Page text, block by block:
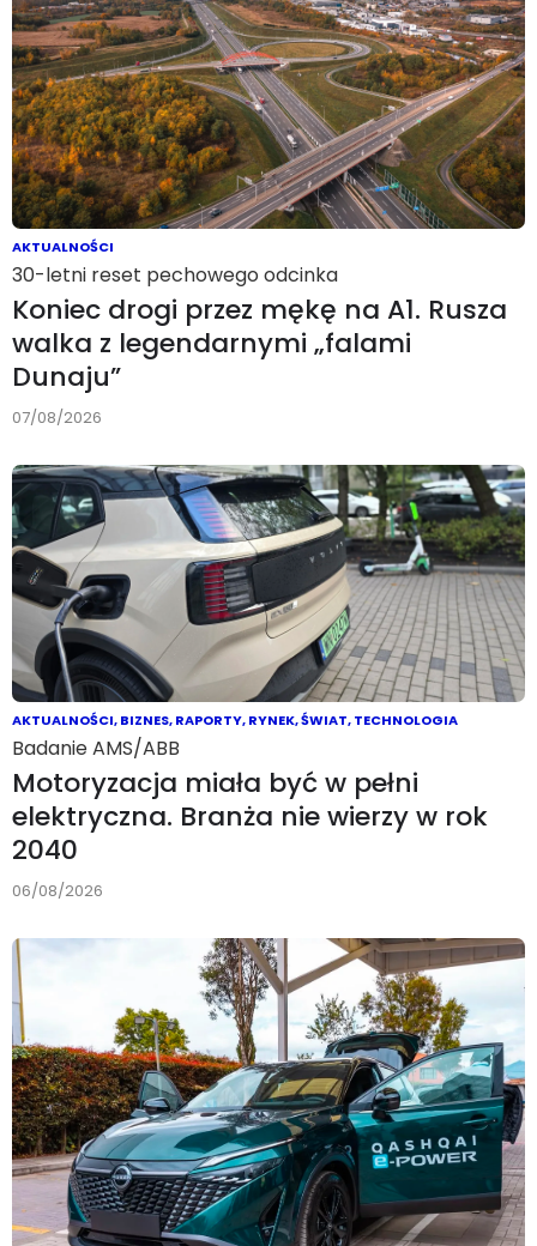
AKTUALNOŚCI
30-letni reset pechowego odcinka
Koniec drogi przez mękę na A1. Rusza
walka z legendarnymi „falami
Dunaju”
07/08/2026
AKTUALNOŚCI,BIZNES,RAPORTY,RYNEK,ŚWIAT,TECHNOLOGIA
Badanie AMS/ABB
Motoryzacja miała być w pełni
elektryczna. Branża nie wierzy w rok
2040
06/08/2026